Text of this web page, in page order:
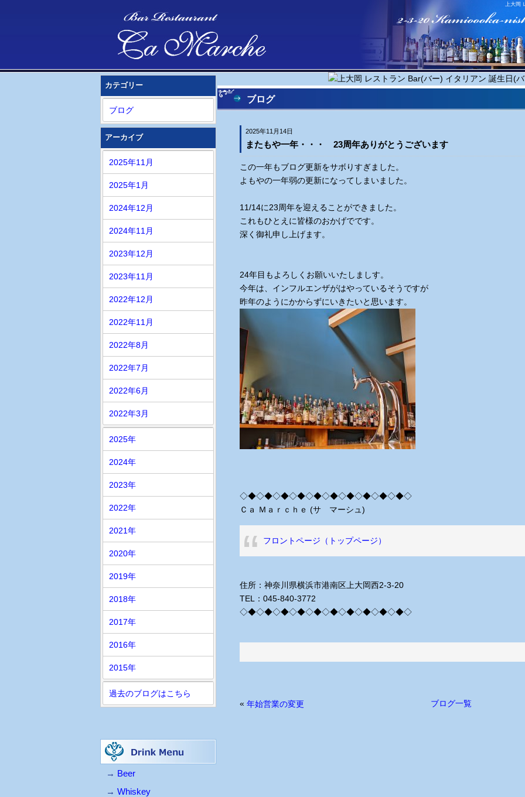
上大岡
カテゴリー
ブログ
アーカイブ
2025年11月
2025年1月
2024年12月
2024年11月
2023年12月
2023年11月
2022年12月
2022年11月
2022年8月
2022年7月
2022年6月
2022年3月
2025年
2024年
2023年
2022年
2021年
2020年
2019年
2018年
2017年
2016年
2015年
過去のブログはこちら
→ Beer
→ Whiskey
ブログ
2025年11月14日
またもや一年・・・ 23周年ありがとうございます
この一年もブログ更新をサボりすぎました。
よもやの一年弱の更新になってしまいました。
11/14に23周年を迎えることができました。
これもひとえに皆様のおかげでです。
深く御礼申し上げます。
24年目もよろしくお願いいたしましす。
今年は、インフルエンザがはやっているそうですが
昨年のようにかからずにいきたいと思います。
◇◆◇◆◇◆◇◆◇◆◇◆◇◆◇◆◇◆◇◆◇
Ｃａ Ｍａｒｃｈｅ (サ マーシュ)
フロントページ（トップページ）
住所：神奈川県横浜市港南区上大岡西2-3-20
TEL：045-840-3772
◇◆◇◆◇◆◇◆◇◆◇◆◇◆◇◆◇◆◇◆◇
« 年始営業の変更 ブログ一覧